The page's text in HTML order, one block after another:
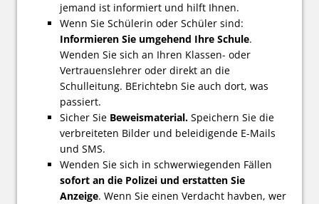
jemand ist informiert und hilft Ihnen.
Wenn Sie Schülerin oder Schüler sind:
Informieren Sie umgehend Ihre Schule.
Wenden Sie sich an Ihren Klassen- oder
Vertrauenslehrer oder direkt an die
Schulleitung. BErichtebn Sie auch dort, was
passiert.
Sicher Sie Beweismaterial. Speichern Sie die
verbreiteten Bilder und beleidigende E-Mails
und SMS.
Wenden Sie sich in schwerwiegenden Fällen
sofort an die Polizei und erstatten Sie
Anzeige. Wenn Sie einen Verdacht havben, wer